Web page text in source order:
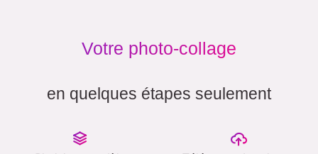
Votre photo-collage
en quelques étapes seulement